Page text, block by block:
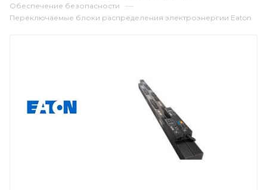
Обеспечение безопасности —
Переключаемые блоки распределения электроэнергии Eaton